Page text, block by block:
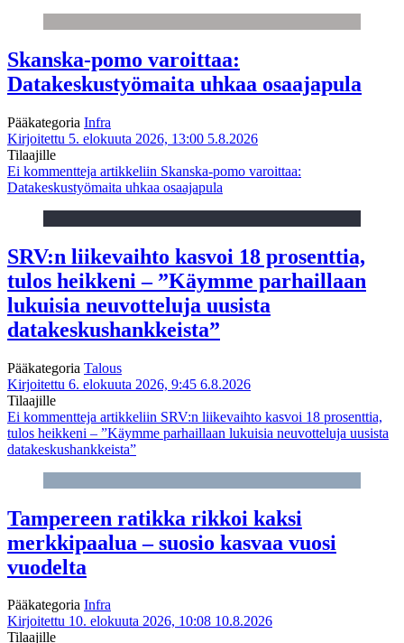
Skanska-pomo varoittaa:
Datakeskustyömaita uhkaa osaajapula
Pääkategoria Infra
Kirjoitettu 5. elokuuta 2026, 13:00 5.8.2026
Tilaajille
Ei kommentteja artikkeliin Skanska-pomo varoittaa:
Datakeskustyömaita uhkaa osaajapula
SRV:n liikevaihto kasvoi 18 prosenttia,
tulos heikkeni – ”Käymme parhaillaan
lukuisia neuvotteluja uusista
datakeskushankkeista”
Pääkategoria Talous
Kirjoitettu 6. elokuuta 2026, 9:45 6.8.2026
Tilaajille
Ei kommentteja artikkeliin SRV:n liikevaihto kasvoi 18 prosenttia,
tulos heikkeni – ”Käymme parhaillaan lukuisia neuvotteluja uusista
datakeskushankkeista”
Tampereen ratikka rikkoi kaksi
merkkipaalua – suosio kasvaa vuosi
vuodelta
Pääkategoria Infra
Kirjoitettu 10. elokuuta 2026, 10:08 10.8.2026
Tilaajille